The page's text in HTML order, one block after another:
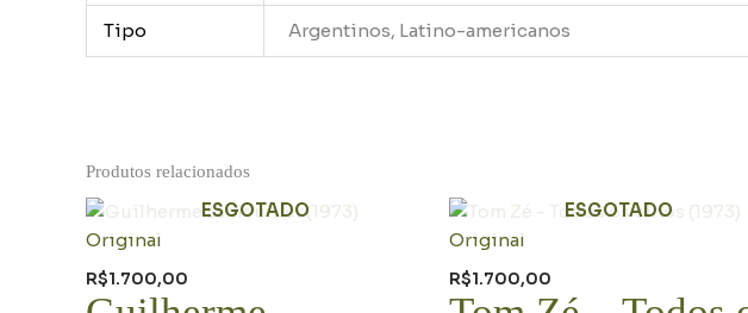
Tipo Argentinos, Latino-americanos
Produtos relacionados
ESGOTADO
R$1.700,00
ESGOTADO
R$1.700,00